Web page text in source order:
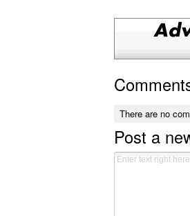
There are no
Post a